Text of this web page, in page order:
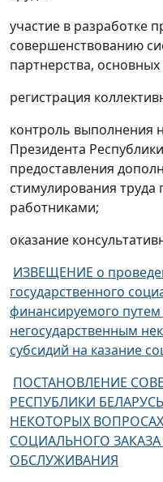
участие в разработке
совершенствованию
партнерства,
регистрация
контроль выполнения
Президента
предоставления
стимулирования труда
работниками;
оказание
ИЗВЕЩЕНИЕ о
государственного
финансируемого
негосударственным
субсидий на казание
ПОСТАНОВЛЕНИЕ
РЕСПУБЛИКИ БЕЛАРУСЬ
НЕКОТОРЫХ
СОЦИАЛЬНОГО
ОБСЛУЖИВАНИЯ